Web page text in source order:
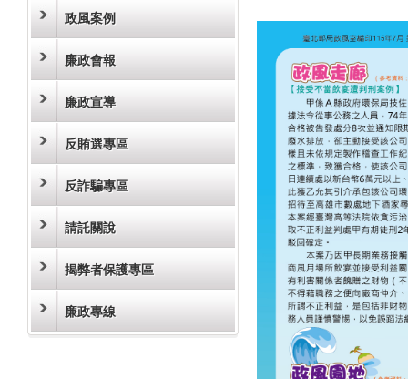
政風案例
廉政會報
廉政宣導
反賄選專區
反詐騙專區
請託關說
揭弊者保護專區
廉政專線